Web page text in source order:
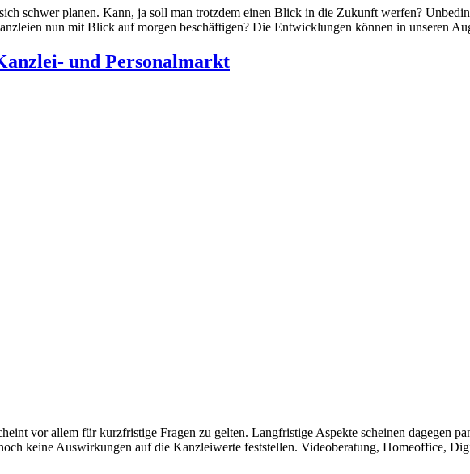
schwer planen. Kann, ja soll man trotzdem einen Blick in die Zukunft werfen?
nun mit Blick auf morgen beschäftigen? Die Entwicklungen können in unseren
und Personalmarkt
vor allem für kurzfristige Fragen zu gelten. Langfristige Aspekte scheinen dagegen
keine Auswirkungen auf die Kanzleiwerte feststellen. Videoberatung, Homeoffice,